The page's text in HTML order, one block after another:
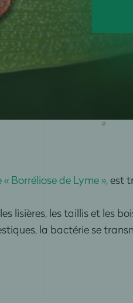
Borréliose de Lyme », est
lisières, les taillis et les
la bactérie se